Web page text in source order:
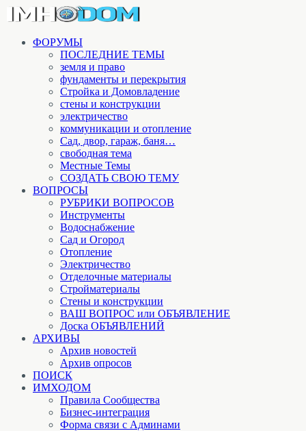
ФОРУМЫ
ПОСЛЕДНИЕ ТЕМЫ
земля и право
фундаменты и перекрытия
Стройка и Домовладение
стены и конструкции
электричество
коммуникации и отопление
Cад, двор, гараж, баня…
свободная тема
Местные Темы
СОЗДАТЬ СВОЮ ТЕМУ
ВОПРОСЫ
РУБРИКИ ВОПРОСОВ
Инструменты
Водоснабжение
Сад и Огород
Отопление
Электричество
Отделочные материалы
Стройматериалы
Стены и конструкции
ВАШ ВОПРОС или ОБЪЯВЛЕНИЕ
Доска ОБЪЯВЛЕНИЙ
АРХИВЫ
Архив новостей
Архив опросов
ПОИСК
ИМХОДОМ
Правила Сообщества
Бизнес-интеграция
Форма связи с Админами